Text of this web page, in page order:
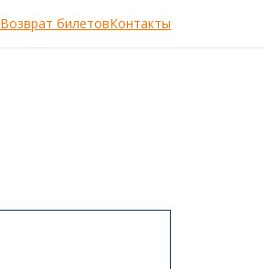
Возврат билетовКонтакты